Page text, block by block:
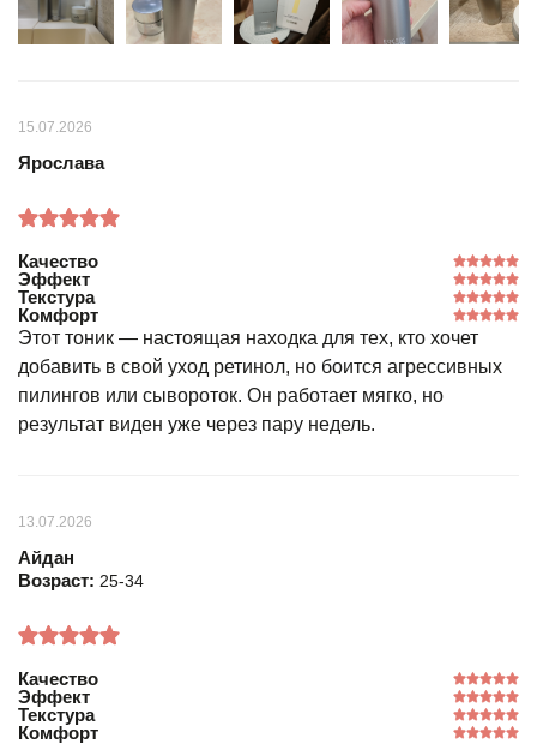
15.07.2026
Ярослава
Качество
Эффект
Текстура
Комфорт
Этот тоник — настоящая находка для тех, кто хочет
добавить в свой уход ретинол, но боится агрессивных
пилингов или сывороток. Он работает мягко, но
результат виден уже через пару недель.
13.07.2026
Айдан
Возраст: 25-34
Качество
Эффект
Текстура
Комфорт